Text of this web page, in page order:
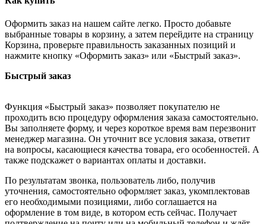
Оформить заказ на нашем сайте легко. Просто добавьте
выбранные товары в корзину, а затем перейдите на страницу
Корзина, проверьте правильность заказанных позиций и
нажмите кнопку «Оформить заказ» или «Быстрый заказ».
Быстрый заказ
Функция «Быстрый заказ» позволяет покупателю не
проходить всю процедуру оформления заказа самостоятельно.
Вы заполняете форму, и через короткое время вам перезвонит
менеджер магазина. Он уточнит все условия заказа, ответит
на вопросы, касающиеся качества товара, его особенностей. А
также подскажет о вариантах оплаты и доставки.
По результатам звонка, пользователь либо, получив
уточнения, самостоятельно оформляет заказ, укомплектовав
его необходимыми позициями, либо соглашается на
оформление в том виде, в котором есть сейчас. Получает